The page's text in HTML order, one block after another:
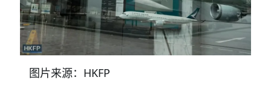
图片来源：HKFP